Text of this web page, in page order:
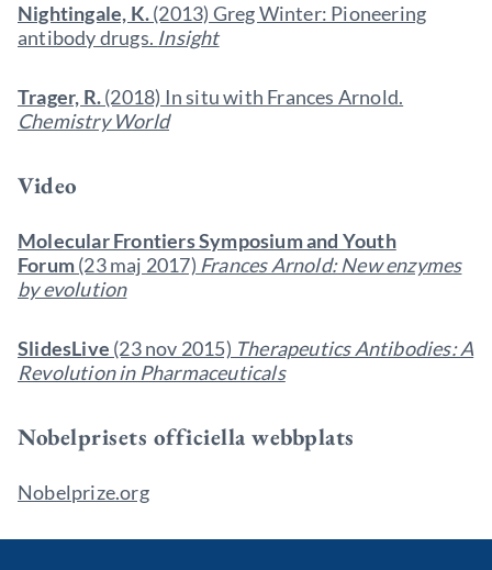
Nightingale, K.(2013) Greg Winter: Pioneering
antibody drugs. Insight
Trager, R.(2018) In situ with Frances Arnold.
Chemistry World
Video
Molecular Frontiers Symposium and Youth
Forum(23 maj 2017) Frances Arnold: New enzymes
by evolution
SlidesLive (23 nov 2015) Therapeutics Antibodies: A
Revolution in Pharmaceuticals
Nobelprisets officiella webbplats
Nobelprize.org